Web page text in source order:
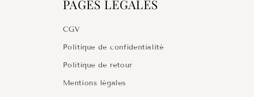
PAGES LÉGALES
CGV
Politique de confidentialité
Politique de retour
Mentions légales